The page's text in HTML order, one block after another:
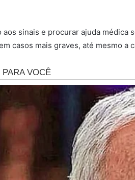
sinais e procurar ajuda médica
casos mais graves, até mesmo a